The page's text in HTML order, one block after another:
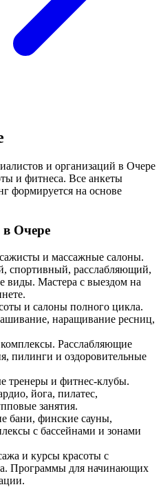
и организаций в Очере
и фитнеса. Все анкеты
формируется на основе
в Очере
и массажные салоны.
спортивный, расслабляющий,
виды. Мастера с выездом на
и салоны полного цикла.
наращивание ресниц,
Расслабляющие
пилинги и оздоровительные
тренеры и фитнес-клубы.
йога, пилатес,
занятия.
бани, финские сауны,
с бассейнами и зонами
и курсы красоты с
Программы для начинающих